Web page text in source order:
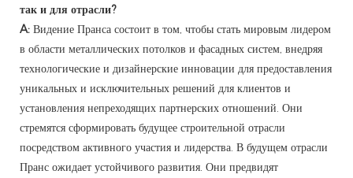
так и для отрасли?
A: Видение Пранса состоит в том, чтобы стать мировым лидером
в области металлических потолков и фасадных систем, внедряя
технологические и дизайнерские инновации для предоставления
уникальных и исключительных решений для клиентов и
установления непреходящих партнерских отношений. Они
стремятся сформировать будущее строительной отрасли
посредством активного участия и лидерства. В будущем отрасли
Пранс ожидает устойчивого развития. Они предвидят